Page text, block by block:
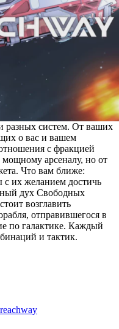
которые обеспечат
поисках таинственного
путь через
Если с
еще. И еще… С
знания и улучшаете
успех, а случайные
неожиданные
с пиратами и общайтесь с
фракций, которые могут
Принимайте непростые
разных систем. От ваших
о вас и вашем
с фракцией
мощному арсеналу, но от
Что вам ближе:
их желанием достичь
дух Свободных
возглавить
отправившегося в
по галактике. Каждый
и тактик.